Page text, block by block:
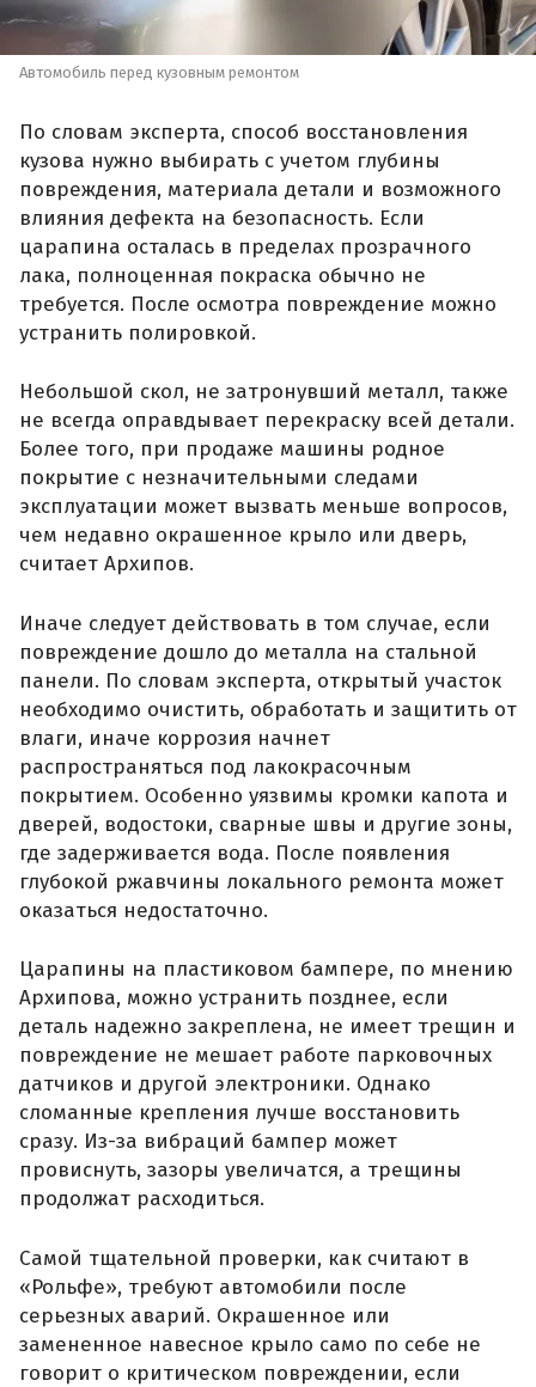
Автомобиль перед кузовным ремонтом
По словам эксперта, способ восстановления
кузова нужно выбирать с учетом глубины
повреждения, материала детали и возможного
влияния дефекта на безопасность. Если
царапина осталась в пределах прозрачного
лака, полноценная покраска обычно не
требуется. После осмотра повреждение можно
устранить полировкой.
Небольшой скол, не затронувший металл, также
не всегда оправдывает перекраску всей детали.
Более того, при продаже машины родное
покрытие с незначительными следами
эксплуатации может вызвать меньше вопросов,
чем недавно окрашенное крыло или дверь,
считает Архипов.
Иначе следует действовать в том случае, если
повреждение дошло до металла на стальной
панели. По словам эксперта, открытый участок
необходимо очистить, обработать и защитить от
влаги, иначе коррозия начнет
распространяться под лакокрасочным
покрытием. Особенно уязвимы кромки капота и
дверей, водостоки, сварные швы и другие зоны,
где задерживается вода. После появления
глубокой ржавчины локального ремонта может
оказаться недостаточно.
Царапины на пластиковом бампере, по мнению
Архипова, можно устранить позднее, если
деталь надежно закреплена, не имеет трещин и
повреждение не мешает работе парковочных
датчиков и другой электроники. Однако
сломанные крепления лучше восстановить
сразу. Из-за вибраций бампер может
провиснуть, зазоры увеличатся, а трещины
продолжат расходиться.
Самой тщательной проверки, как считают в
«Рольфе», требуют автомобили после
серьезных аварий. Окрашенное или
замененное навесное крыло само по себе не
говорит о критическом повреждении, если